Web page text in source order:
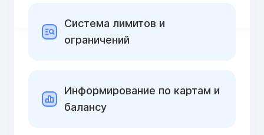
Cистема лимитов и
ограничений
Информирование по картам и
балансу